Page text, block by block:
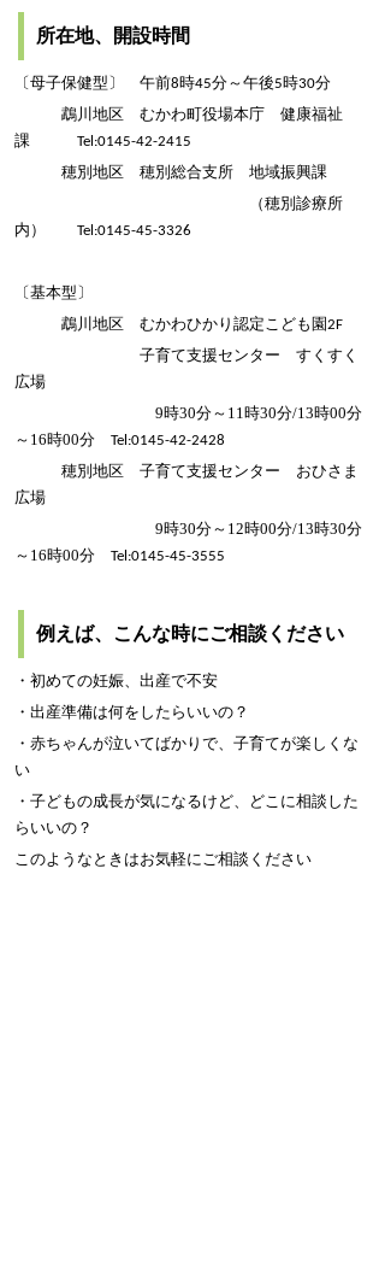
所在地、開設時間
〔母子保健型 〕 午前8時45分～午後5時30分
鵡川地区 むかわ町役場本庁 健康福祉
課 Tel:0145-42-2415
穂別地区 穂別総合支所 地域振興課
（穂別診療所
内） Tel:0145-45-3326
〔基本型 〕
鵡川地区 むかわひかり認定こども園2F
子育て支援センター すくすく
広場
9時30分～11時30分/13時00分
～16時00分 Tel:0145-42-2428
穂別地区 子育て支援センター おひさま
広場
9時30分～12時00分/13時30分
～16時00分 Tel:0145-45-3555
例えば、こんな時にご相談ください
・初めての妊娠、出産で不安
・出産準備は何をしたらいいの？
・赤ちゃんが泣いてばかりで、子育てが楽しくな
い
・子どもの成長が気になるけど、どこに相談した
らいいの？
このようなときはお気軽にご相談ください